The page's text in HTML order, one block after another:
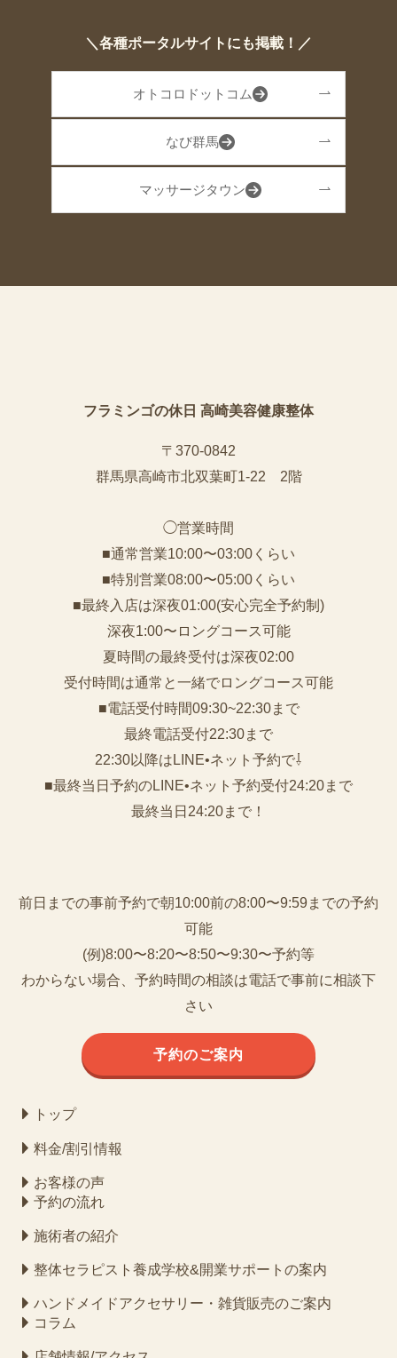
＼各種ポータルサイトにも掲載！／
オトコロドットコム
なび群馬
マッサージタウン
フラミンゴの休日 高崎美容健康整体
〒370-0842
群馬県高崎市北双葉町1-22 2階
◯営業時間
■通常営業10:00〜03:00くらい
■特別営業08:00〜05:00くらい
■最終入店は深夜01:00(安心完全予約制)
深夜1:00〜ロングコース可能
夏時間の最終受付は深夜02:00
受付時間は通常と一緒でロングコース可能
■電話受付時間09:30~22:30まで
️最終電話受付22:30まで
22:30以降はLINE•ネット予約で⇩
■最終当日予約のLINE•ネット予約受付24:20まで
最終当日24:20まで！
前日までの事前予約で朝10:00前の8:00〜9:59までの予約
可能
(例)8:00〜8:20〜8:50〜9:30〜予約等
わからない場合、予約時間の相談は電話で事前に相談下
さい
予約のご案内
トップ
料金/割引情報
お客様の声
予約の流れ
施術者の紹介
整体セラピスト養成学校&開業サポートの案内
ハンドメイドアクセサリー・雑貨販売のご案内
コラム